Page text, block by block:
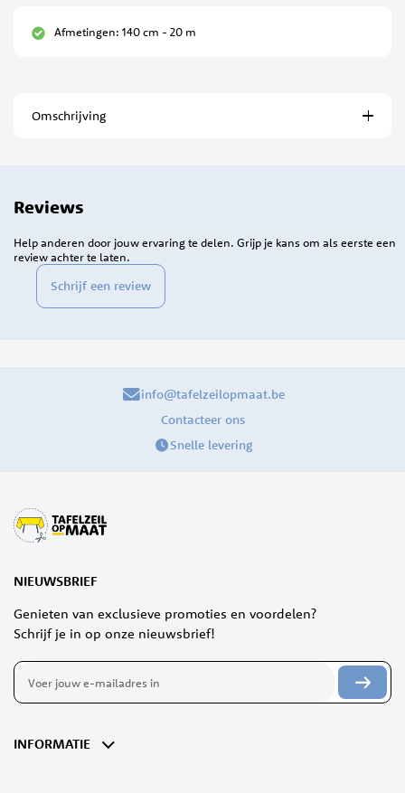
Afmetingen: 140 cm - 20 m
Omschrijving
Reviews
Schrijf een review
Help anderen door jouw ervaring te delen. Grijp je kans om als eerste een
review achter te laten.
info@tafelzeilopmaat.be
Contacteer ons
Snelle levering
NIEUWSBRIEF
Genieten van exclusieve promoties en voordelen?
Schrijf je in op onze nieuwsbrief!
Abonneer
op
nieuwsbrief
INFORMATIE